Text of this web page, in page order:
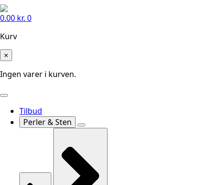
0.00 kr. 0
Kurv
×
Ingen varer i kurven.
Tilbud
Perler & Sten